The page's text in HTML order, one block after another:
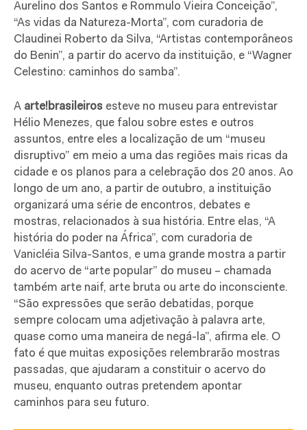
Aurelino dos Santos e Rommulo Vieira Conceição”,
“As vidas da Natureza-Morta”, com curadoria de
Claudinei Roberto da Silva, “Artistas contemporâneos
do Benin”, a partir do acervo da instituição, e “Wagner
Celestino: caminhos do samba”.
A arte!brasileiros esteve no museu para entrevistar
Hélio Menezes, que falou sobre estes e outros
assuntos, entre eles a localização de um “museu
disruptivo” em meio a uma das regiões mais ricas da
cidade e os planos para a celebração dos 20 anos. Ao
longo de um ano, a partir de outubro, a instituição
organizará uma série de encontros, debates e
mostras, relacionados à sua história. Entre elas, “A
história do poder na África”, com curadoria de
Vanicléia Silva-Santos, e uma grande mostra a partir
do acervo de “arte popular” do museu – chamada
também arte naif, arte bruta ou arte do inconsciente.
“São expressões que serão debatidas, porque
sempre colocam uma adjetivação à palavra arte,
quase como uma maneira de negá-la”, afirma ele. O
fato é que muitas exposições relembrarão mostras
passadas, que ajudaram a constituir o acervo do
museu, enquanto outras pretendem apontar
caminhos para seu futuro.